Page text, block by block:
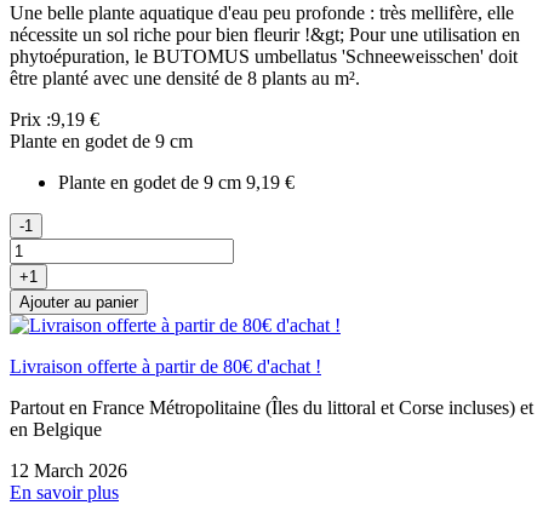
Une belle plante aquatique d'eau peu profonde : très mellifère, elle
nécessite un sol riche pour bien fleurir !&gt; Pour une utilisation en
phytoépuration, le BUTOMUS umbellatus 'Schneeweisschen' doit
être planté avec une densité de 8 plants au m².
Prix :9,19 €
Plante en godet de 9 cm
Plante en godet de 9 cm 9,19 €
-1
+1
Ajouter au panier
Livraison offerte à partir de 80€ d'achat !
Partout en France Métropolitaine (Îles du littoral et Corse incluses) et
en Belgique
12 March 2026
En savoir plus